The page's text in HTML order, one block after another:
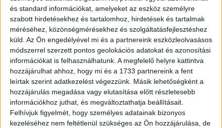
és standard információkat, amelyeket az eszköz személyre
szabott hirdetésekhez és tartalomhoz, hirdetések és tartalmak
méréséhez, közönségmérésekhez és szolgáltatásfejlesztéshez
küld. Az Ön engedélyével mi és a partnereink eszközleolvasásos
módszerrel szerzett pontos geolokációs adatokat és azonosítási
információkat is felhasználhatunk. A megfelelő helyre kattintva
hozzájárulhat ahhoz, hogy mi és a 1733 partnereink a fent
leírtak szerint adatkezelést végezzünk. Másik lehetőségként a
hozzájárulás megadása vagy elutasítása előtt részletesebb
információkhoz juthat, és megváltoztathatja beállításait.
Felhívjuk figyelmét, hogy személyes adatainak bizonyos
kezeléséhez nem feltétlenül szükséges az Ön hozzájárulása, de
Az autópálya-koncesszió átvilágítása elkezdődött
Vitézy Dávid közlése szerint az autópálya-koncesszió
átvilágítása már megkezdődött, és az elsőként
nyilvánosságra hozott adatok is komoly visszhangot
váltottak ki. A koncesszió lényege elvileg az lenne, hogy
egy hosszú távú szerződésben a koncesszor vállalja az
autópályák működtetését, fenntartását és fejlesztését, majd
a befektetett pénzét később, a szerződés időtartama alatt
nyeri vissza.